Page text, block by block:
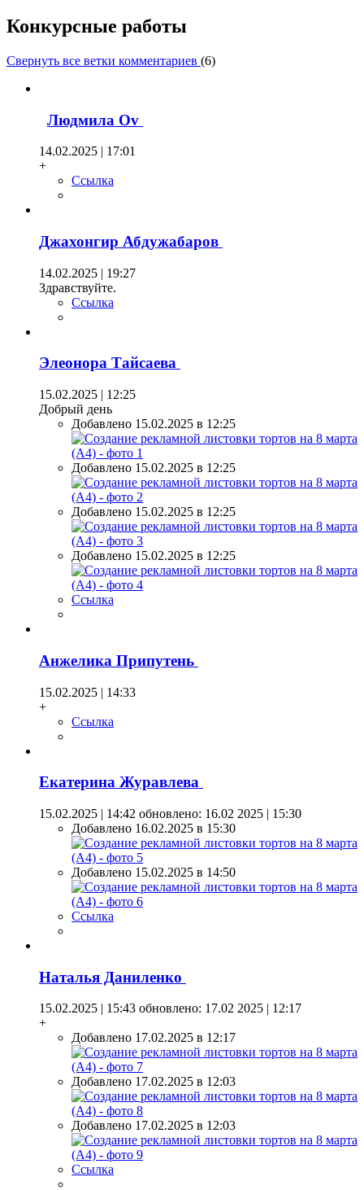
Конкурсные работы
Свернуть все ветки комментариев (6)
Людмила Оv
14.02.2025 | 17:01
+
Ссылка
Джахонгир Абдужабаров
14.02.2025 | 19:27
Здравствуйте.
Ссылка
Элеонора Тайсаева
15.02.2025 | 12:25
Добрый день
Добавлено 15.02.2025 в 12:25
Добавлено 15.02.2025 в 12:25
Добавлено 15.02.2025 в 12:25
Добавлено 15.02.2025 в 12:25
Ссылка
Анжелика Припутень
15.02.2025 | 14:33
+
Ссылка
Екатерина Журавлева
15.02.2025 | 14:42 обновлено: 16.02 2025 | 15:30
Добавлено 16.02.2025 в 15:30
Добавлено 15.02.2025 в 14:50
Ссылка
Наталья Даниленко
15.02.2025 | 15:43 обновлено: 17.02 2025 | 12:17
+
Добавлено 17.02.2025 в 12:17
Добавлено 17.02.2025 в 12:03
Добавлено 17.02.2025 в 12:03
Ссылка